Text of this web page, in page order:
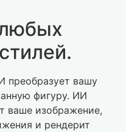
преобразует вашу
фигуру. ИИ
ваше изображение,
и рендерит